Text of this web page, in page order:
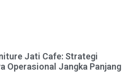
Jati Cafe: Strategi
Operasional Jangka Panjang